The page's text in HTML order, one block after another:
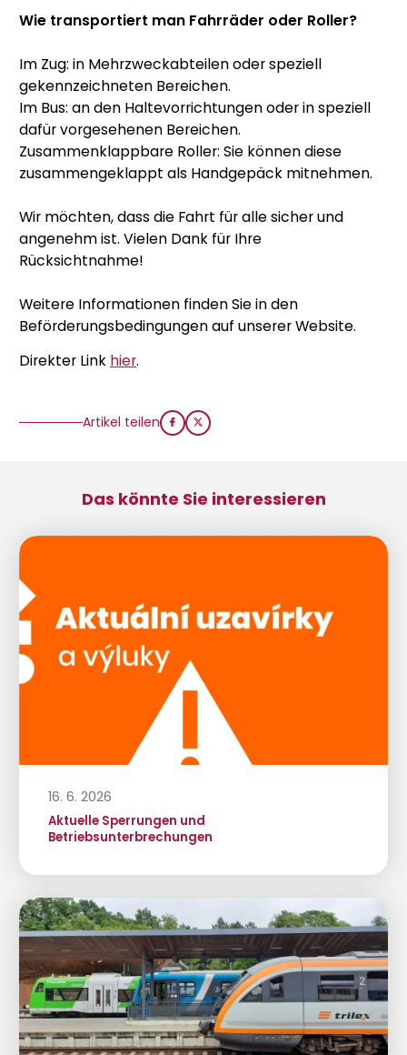
Wie transportiert man Fahrräder oder Roller?
Im Zug: in Mehrzweckabteilen oder speziell
gekennzeichneten Bereichen.
Im Bus: an den Haltevorrichtungen oder in speziell
dafür vorgesehenen Bereichen.
Zusammenklappbare Roller: Sie können diese
zusammengeklappt als Handgepäck mitnehmen.
Wir möchten, dass die Fahrt für alle sicher und
angenehm ist. Vielen Dank für Ihre
Rücksichtnahme!
Weitere Informationen finden Sie in den
Beförderungsbedingungen auf unserer Website.
Direkter Link hier.
Artikel teilen
Das könnte Sie interessieren
16. 6. 2026
Aktuelle Sperrungen und
Betriebsunterbrechungen